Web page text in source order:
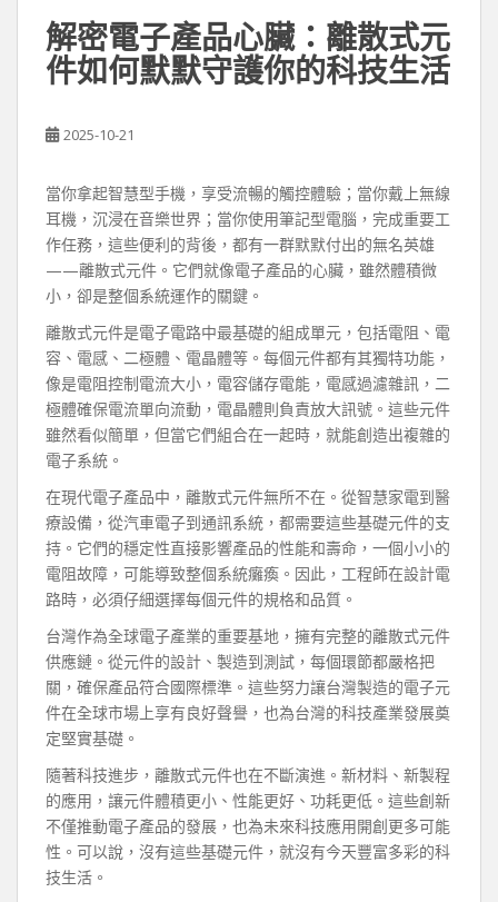
解密電子產品心臟：離散式元
件如何默默守護你的科技生活
2025-10-21
當你拿起智慧型手機，享受流暢的觸控體驗；當你戴上無線
耳機，沉浸在音樂世界；當你使用筆記型電腦，完成重要工
作任務，這些便利的背後，都有一群默默付出的無名英雄
——離散式元件。它們就像電子產品的心臟，雖然體積微
小，卻是整個系統運作的關鍵。
離散式元件是電子電路中最基礎的組成單元，包括電阻、電
容、電感、二極體、電晶體等。每個元件都有其獨特功能，
像是電阻控制電流大小，電容儲存電能，電感過濾雜訊，二
極體確保電流單向流動，電晶體則負責放大訊號。這些元件
雖然看似簡單，但當它們組合在一起時，就能創造出複雜的
電子系統。
在現代電子產品中，離散式元件無所不在。從智慧家電到醫
療設備，從汽車電子到通訊系統，都需要這些基礎元件的支
持。它們的穩定性直接影響產品的性能和壽命，一個小小的
電阻故障，可能導致整個系統癱瘓。因此，工程師在設計電
路時，必須仔細選擇每個元件的規格和品質。
台灣作為全球電子產業的重要基地，擁有完整的離散式元件
供應鏈。從元件的設計、製造到測試，每個環節都嚴格把
關，確保產品符合國際標準。這些努力讓台灣製造的電子元
件在全球市場上享有良好聲譽，也為台灣的科技產業發展奠
定堅實基礎。
隨著科技進步，離散式元件也在不斷演進。新材料、新製程
的應用，讓元件體積更小、性能更好、功耗更低。這些創新
不僅推動電子產品的發展，也為未來科技應用開創更多可能
性。可以說，沒有這些基礎元件，就沒有今天豐富多彩的科
技生活。